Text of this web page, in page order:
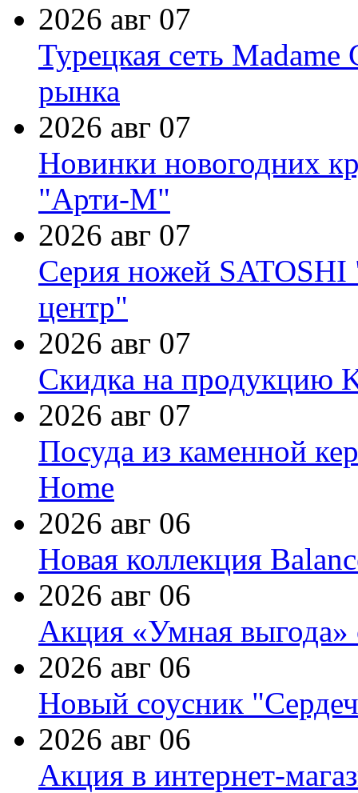
2026 авг 07
Турецкая сеть Madame
рынка
2026 авг 07
Новинки новогодних
"Арти-М"
2026 авг 07
Серия ножей
центр"
2026 авг 07
Скидка на продукцию
2026 авг 07
Посуда из каменной
Home
2026 авг 06
Новая коллекция
2026 авг 06
Акция «Умная выгода»
2026 авг 06
Новый соусник
2026 авг 06
Акция в интернет-